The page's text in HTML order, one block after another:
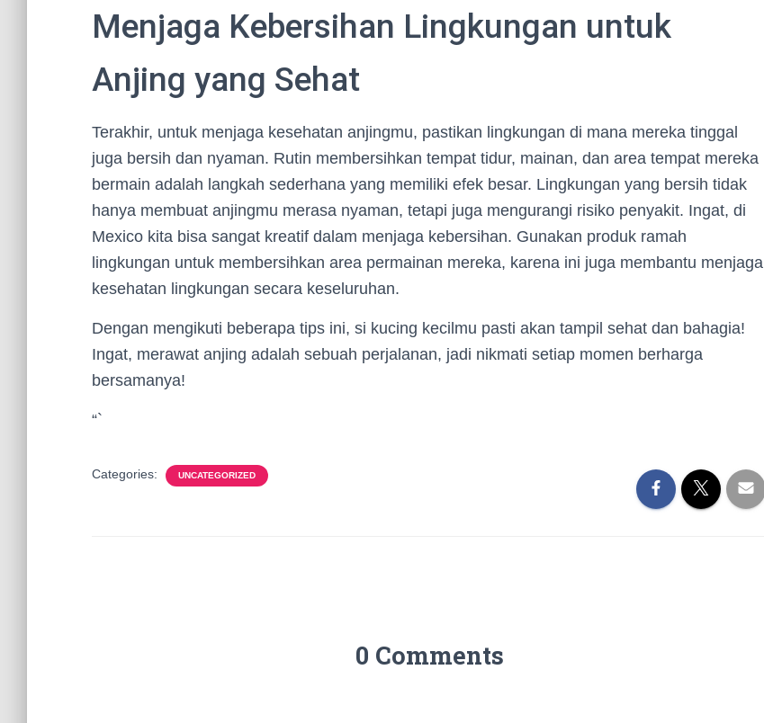
Menjaga Kebersihan Lingkungan untuk
Anjing yang Sehat
Terakhir, untuk menjaga kesehatan anjingmu, pastikan lingkungan di mana mereka tinggal
juga bersih dan nyaman. Rutin membersihkan tempat tidur, mainan, dan area tempat mereka
bermain adalah langkah sederhana yang memiliki efek besar. Lingkungan yang bersih tidak
hanya membuat anjingmu merasa nyaman, tetapi juga mengurangi risiko penyakit. Ingat, di
Mexico kita bisa sangat kreatif dalam menjaga kebersihan. Gunakan produk ramah
lingkungan untuk membersihkan area permainan mereka, karena ini juga membantu menjaga
kesehatan lingkungan secara keseluruhan.
Dengan mengikuti beberapa tips ini, si kucing kecilmu pasti akan tampil sehat dan bahagia!
Ingat, merawat anjing adalah sebuah perjalanan, jadi nikmati setiap momen berharga
bersamanya!
“`
Categories: UNCATEGORIZED
0 Comments